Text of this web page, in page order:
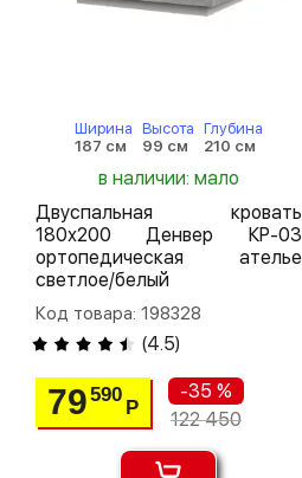
Ширина
187 см
Высота
99 см
Глубина
210 см
в наличии: мало
Двуспальная кровать
180х200 Денвер КР-03
ортопедическая ателье
светлое/белый
Код товара: 198328
(4.5)
79590
Р
-35 %
122 450